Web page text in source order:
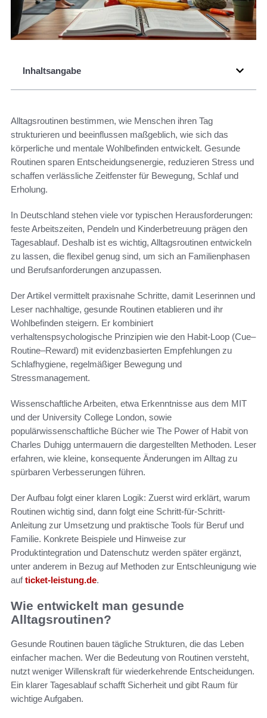
Inhaltsangabe
Alltagsroutinen bestimmen, wie Menschen ihren Tag
strukturieren und beeinflussen maßgeblich, wie sich das
körperliche und mentale Wohlbefinden entwickelt. Gesunde
Routinen sparen Entscheidungsenergie, reduzieren Stress und
schaffen verlässliche Zeitfenster für Bewegung, Schlaf und
Erholung.
In Deutschland stehen viele vor typischen Herausforderungen:
feste Arbeitszeiten, Pendeln und Kinderbetreuung prägen den
Tagesablauf. Deshalb ist es wichtig, Alltagsroutinen entwickeln
zu lassen, die flexibel genug sind, um sich an Familienphasen
und Berufsanforderungen anzupassen.
Der Artikel vermittelt praxisnahe Schritte, damit Leserinnen und
Leser nachhaltige, gesunde Routinen etablieren und ihr
Wohlbefinden steigern. Er kombiniert
verhaltenspsychologische Prinzipien wie den Habit-Loop (Cue–
Routine–Reward) mit evidenzbasierten Empfehlungen zu
Schlafhygiene, regelmäßiger Bewegung und
Stressmanagement.
Wissenschaftliche Arbeiten, etwa Erkenntnisse aus dem MIT
und der University College London, sowie
populärwissenschaftliche Bücher wie The Power of Habit von
Charles Duhigg untermauern die dargestellten Methoden. Leser
erfahren, wie kleine, konsequente Änderungen im Alltag zu
spürbaren Verbesserungen führen.
Der Aufbau folgt einer klaren Logik: Zuerst wird erklärt, warum
Routinen wichtig sind, dann folgt eine Schritt-für-Schritt-
Anleitung zur Umsetzung und praktische Tools für Beruf und
Familie. Konkrete Beispiele und Hinweise zur
Produktintegration und Datenschutz werden später ergänzt,
unter anderem in Bezug auf Methoden zur Entschleunigung wie
aufticket-leistung.de.
Wie entwickelt man gesunde
Alltagsroutinen?
Gesunde Routinen bauen tägliche Strukturen, die das Leben
einfacher machen. Wer die Bedeutung von Routinen versteht,
nutzt weniger Willenskraft für wiederkehrende Entscheidungen.
Ein klarer Tagesablauf schafft Sicherheit und gibt Raum für
wichtige Aufgaben.